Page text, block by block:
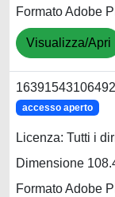
Formato Adobe
Visualizza/Apri
accesso aperto
Licenza: Tutti i
Dimensione
Formato Adobe